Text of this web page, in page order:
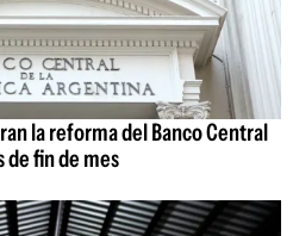
la reforma del Banco Central
de fin de mes